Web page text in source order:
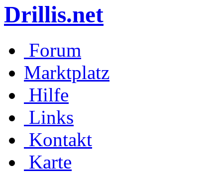
Drillis.net
Forum
Marktplatz
Hilfe
Links
Kontakt
Karte